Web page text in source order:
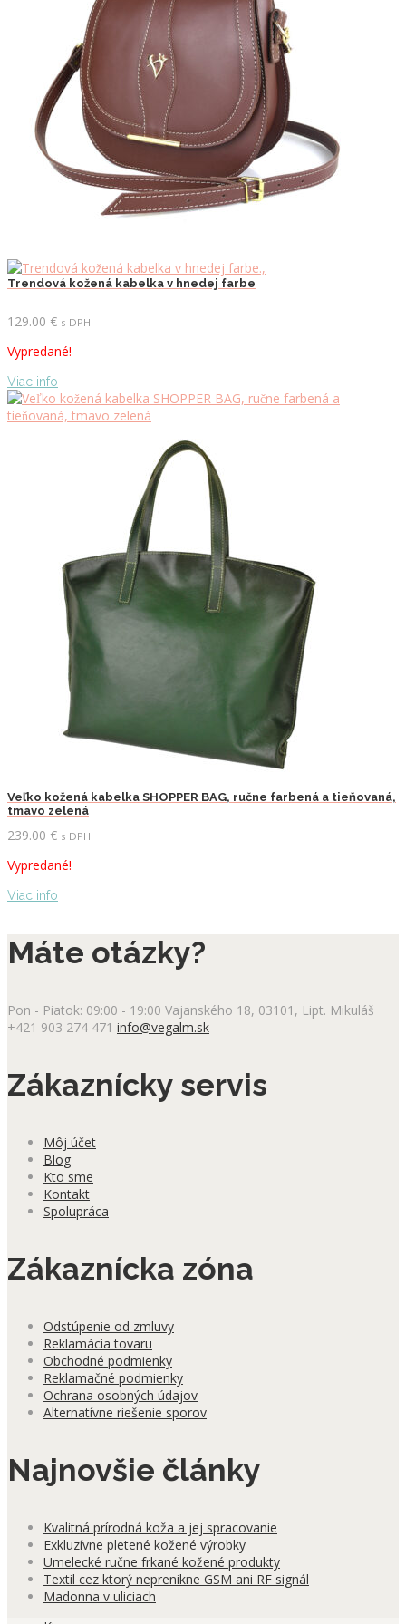
Trendová kožená kabelka v hnedej farbe
129.00 € s DPH
Vypredané!
Viac info
Veľko kožená kabelka SHOPPER BAG, ručne farbená a tieňovaná,
tmavo zelená
239.00 € s DPH
Vypredané!
Viac info
Máte otázky?
Pon - Piatok: 09:00 - 19:00 Vajanského 18, 03101, Lipt. Mikuláš
+421 903 274 471 info@vegalm.sk
Zákaznícky servis
Môj účet
Blog
Kto sme
Kontakt
Spolupráca
Zákaznícka zóna
Odstúpenie od zmluvy
Reklamácia tovaru
Obchodné podmienky
Reklamačné podmienky
Ochrana osobných údajov
Alternatívne riešenie sporov
Najnovšie články
Kvalitná prírodná koža a jej spracovanie
Exkluzívne pletené kožené výrobky
Umelecké ručne frkané kožené produkty
Textil cez ktorý neprenikne GSM ani RF signál
Madonna v uliciach